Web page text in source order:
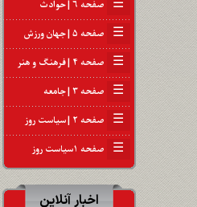
☰ صفحه ۶ | حوادث
☰ صفحه ۵ | جهان ورزش
☰ صفحه ۴ | فرهنگ و هنر
☰ صفحه ۳ | جامعه
☰ صفحه ۲ | سیاست روز
☰ صفحه ۱سیاست روز
اخبار آنلاین